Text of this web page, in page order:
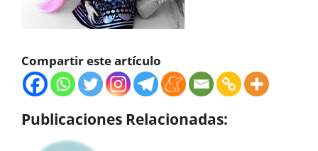
Compartir este artículo
Publicaciones Relacionadas: